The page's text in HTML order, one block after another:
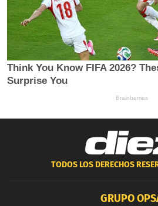
TODOS LOS DERECHOS
GRUPO